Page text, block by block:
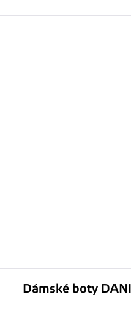
Dámské boty DANI